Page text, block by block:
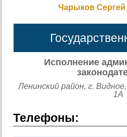
Чарыков
Исполнение
Ленинский район, г.
1А
Телефоны: